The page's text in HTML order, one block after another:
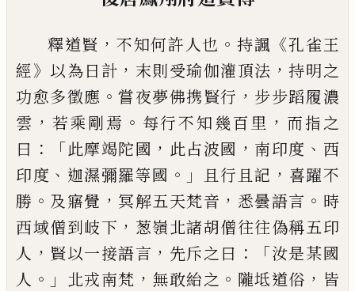
釋道賢 ， 不知何許人也 。 持諷 《孔雀王
經》 以為日計 ， 末則受瑜伽灌頂法 ， 持明之
功愈多徵應 。嘗夜夢佛携賢行 ， 步步蹈履濃
雲 ， 若乘剛焉 。 每行不知幾百里 ， 而指之
曰 ：「此摩竭陀國 ， 此占波國 ， 南印度 、 西
印度 、 迦濕彌羅等國 。」 且行且記 ， 喜躍不
勝 。 及寤覺 ， 冥解五天梵音 ， 悉曇語言 。 時
西域僧到岐下 ， 葱嶺北諸胡僧往往偽稱五印
人 ， 賢以一接語言 ， 先斥之曰 ：「汝是某國
人 。」 北戎南梵 ， 無敢紿之 。 隴坻道俗 ， 皆